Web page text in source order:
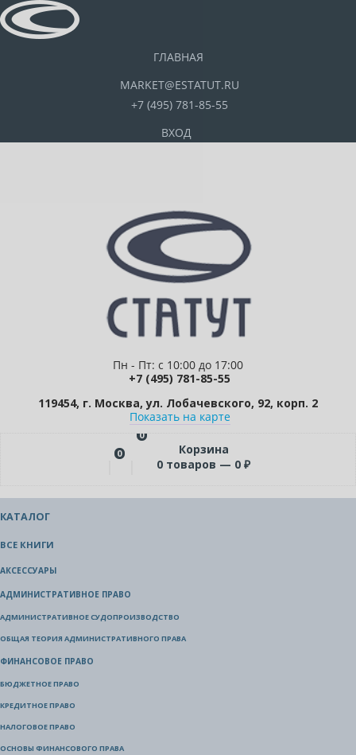
ГЛАВНАЯ
MARKET@ESTATUT.RU
+7 (495) 781-85-55
ВХОД
Пн - Пт: с 10:00 до 17:00
+7 (495) 781-85-55
119454, г. Москва, ул. Лобачевского, 92, корп. 2
Показать на карте
0
0
Корзина
0 товаров — 0 ₽
КАТАЛОГ
ВСЕ КНИГИ
АКСЕССУАРЫ
АДМИНИСТРАТИВНОЕ ПРАВО
АДМИНИСТРАТИВНОЕ СУДОПРОИЗВОДСТВО
ОБЩАЯ ТЕОРИЯ АДМИНИСТРАТИВНОГО ПРАВА
ФИНАНСОВОЕ ПРАВО
БЮДЖЕТНОЕ ПРАВО
КРЕДИТНОЕ ПРАВО
НАЛОГОВОЕ ПРАВО
ОСНОВЫ ФИНАНСОВОГО ПРАВА